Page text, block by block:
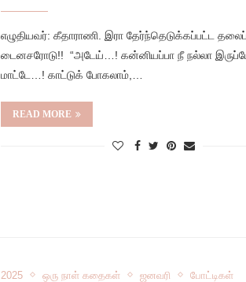
எழுதியவர்: கீதாராணி. இரா தேர்ந்தெடுக்கப்பட்ட
டைனசரோடு!! “அடேய்…! கன்னியப்பா நீ நல்லா
மாட்டே…! காட்டுக் போகலாம்,…
READ MORE
2025 ஒரு நாள் கதைகள் ஜனவரி போட்டிகள்